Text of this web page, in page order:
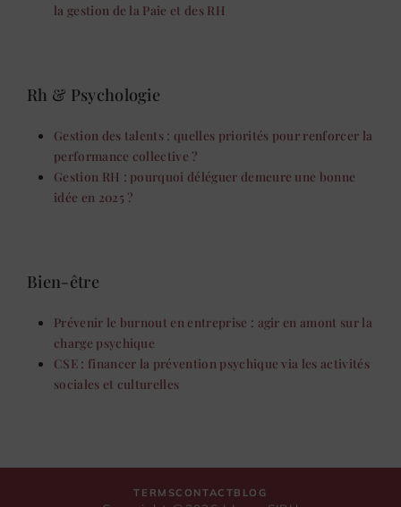
la gestion de la Paie et des RH
Rh & Psychologie
Gestion des talents : quelles priorités pour renforcer la
performance collective ?
Gestion RH : pourquoi déléguer demeure une bonne
idée en 2025 ?
Bien-être
Prévenir le burnout en entreprise : agir en amont sur la
charge psychique
CSE : financer la prévention psychique via les activités
sociales et culturelles
TERMSCONTACTBLOG